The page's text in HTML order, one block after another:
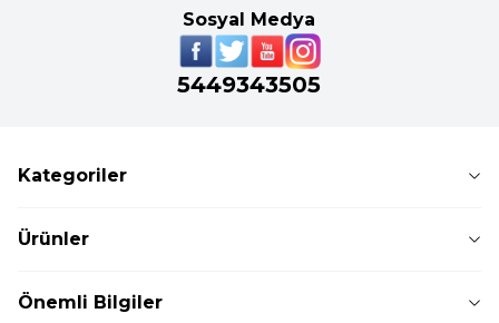
Sosyal Medya
5449343505
Kategoriler
Ürünler
Önemli Bilgiler